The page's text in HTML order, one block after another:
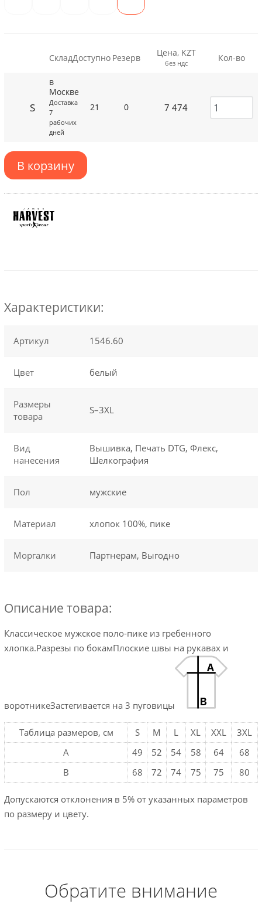
СкладДоступно Резерв Цена, KZT
без ндс Кол-во
S
в
Москве
Доставка
7
рабочих
дней
21 0 7 474
В корзину
Характеристики:
Артикул 1546.60
Цвет белый
Размеры
товара
S–3XL
Вид
нанесения
Вышивка, Печать DTG, Флекс,
Шелкография
Пол мужские
Материал хлопок 100%, пике
Моргалки Партнерам, Выгодно
Описание товара:
Классическое мужское поло-пике из гребенного
хлопка.Разрезы по бокамПлоские швы на рукавах и
воротникеЗастегивается на 3 пуговицы
Таблица размеров, см S M L XL XXL
3XL
A
49 52 54 58 64
68
B
68 72 74 75 75 80
Допускаются отклонения в 5% от указанных параметров
по размеру и цвету.
Обратите внимание